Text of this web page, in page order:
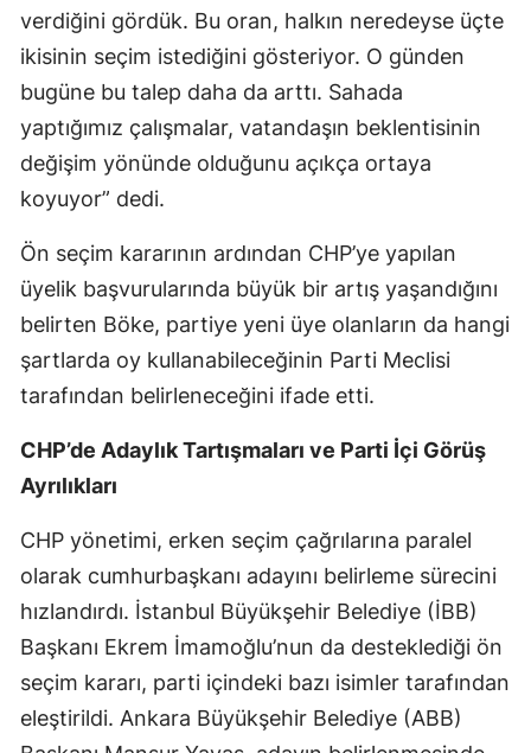
verdiğini gördük. Bu oran, halkın neredeyse üçte
ikisinin seçim istediğini gösteriyor. O günden
bugüne bu talep daha da arttı. Sahada
yaptığımız çalışmalar, vatandaşın beklentisinin
değişim yönünde olduğunu açıkça ortaya
koyuyor” dedi.
Ön seçim kararının ardından CHP’ye yapılan
üyelik başvurularında büyük bir artış yaşandığını
belirten Böke, partiye yeni üye olanların da hangi
şartlarda oy kullanabileceğinin Parti Meclisi
tarafından belirleneceğini ifade etti.
CHP’de Adaylık Tartışmaları ve Parti İçi Görüş
Ayrılıkları
CHP yönetimi, erken seçim çağrılarına paralel
olarak cumhurbaşkanı adayını belirleme sürecini
hızlandırdı. İstanbul Büyükşehir Belediye (İBB)
Başkanı Ekrem İmamoğlu’nun da desteklediği ön
seçim kararı, parti içindeki bazı isimler tarafından
eleştirildi. Ankara Büyükşehir Belediye (ABB)